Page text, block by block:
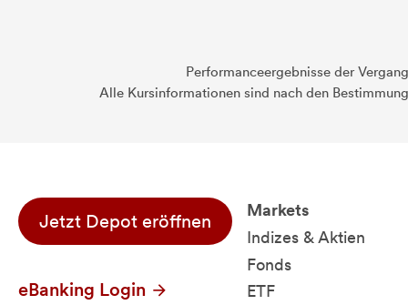
Performanceergebnisse der
Alle Kursinformationen sind nach den
Jetzt Depot eröffnen
eBanking Login
Markets
Indizes & Aktien
Fonds
ETF